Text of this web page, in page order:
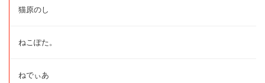
猫原のし
ねこぽた。
ねでぃあ